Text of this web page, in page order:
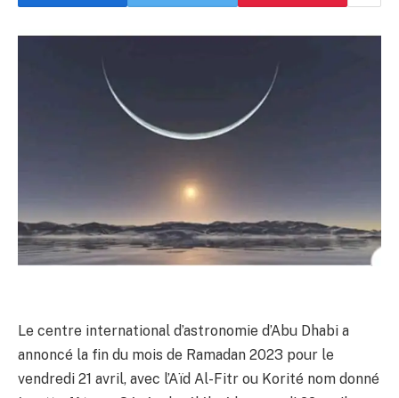
Le centre international d’astronomie d’Abu Dhabi a
annoncé la fin du mois de Ramadan 2023 pour le
vendredi 21 avril, avec l’Aïd Al-Fitr ou Korité nom donné